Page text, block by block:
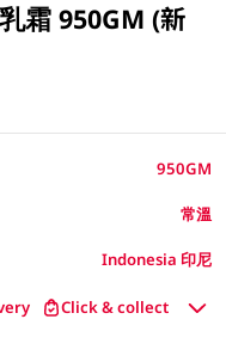
霜 950GM (新
950GM
常溫
Indonesia 印尼
Click & collect